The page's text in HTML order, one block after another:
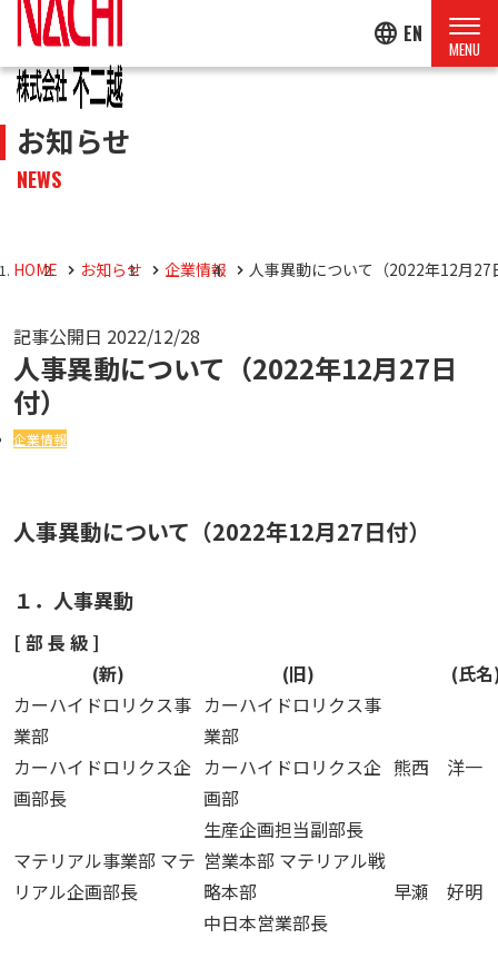
language EN
お知らせ
NEWS
HOME お知らせ 企業情報 人事異動について（2022年12月27
記事公開日 2022/12/28
人事異動について（2022年12月27日
付）
企業情報
人事異動について（2022年12月27日付）
１．人事異動
[ 部 長 級 ]
(新)
(旧)
(氏
カーハイドロリクス事
業部
カーハイドロリクス企
画部長
カーハイドロリクス事
業部
カーハイドロリクス企
画部
生産企画担当副部長
熊西 洋一
マテリアル事業部 マテ
リアル企画部長
営業本部 マテリアル戦
略本部
中日本営業部長
早瀬 好明